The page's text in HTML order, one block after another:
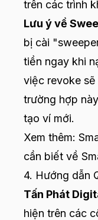
trên các trình
Lưu ý về
bị cài
tiền ngay khi
việc revoke
trường hợp
tạo ví mới.
Xem thêm:
cần biết về
4. Hướng dẫn
Tấn Phát
hiện trên các